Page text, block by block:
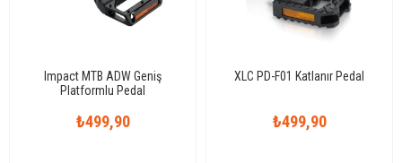
Impact MTB ADW Geniş
Platformlu Pedal
₺499,90
XLC PD-F01 Katlanır Pedal
₺499,90